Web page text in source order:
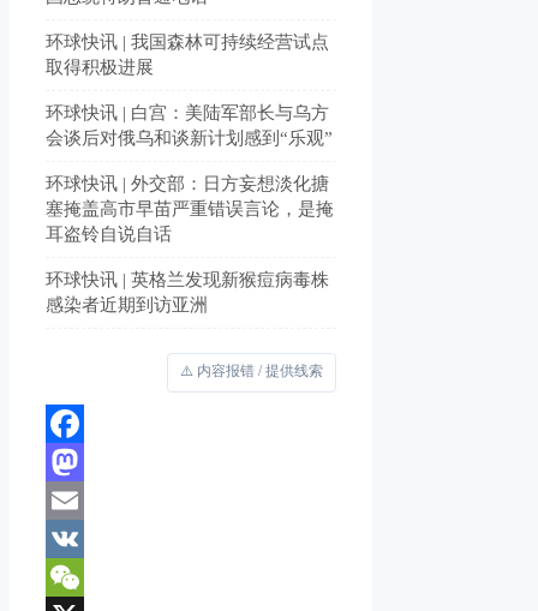
环球快讯 | 我国森林可持续经营试点
取得积极进展
环球快讯 | 白宫：美陆军部长与乌方
会谈后对俄乌和谈新计划感到“乐观”
环球快讯 | 外交部：日方妄想淡化搪
塞掩盖高市早苗严重错误言论，是掩
耳盗铃自说自话
环球快讯 | 英格兰发现新猴痘病毒株
感染者近期到访亚洲
⚠️ 内容报错 / 提供线索
Facebook
Mastodon
Email
VK